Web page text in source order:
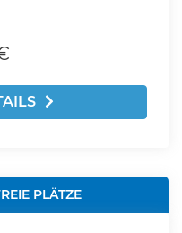
PLÄTZE